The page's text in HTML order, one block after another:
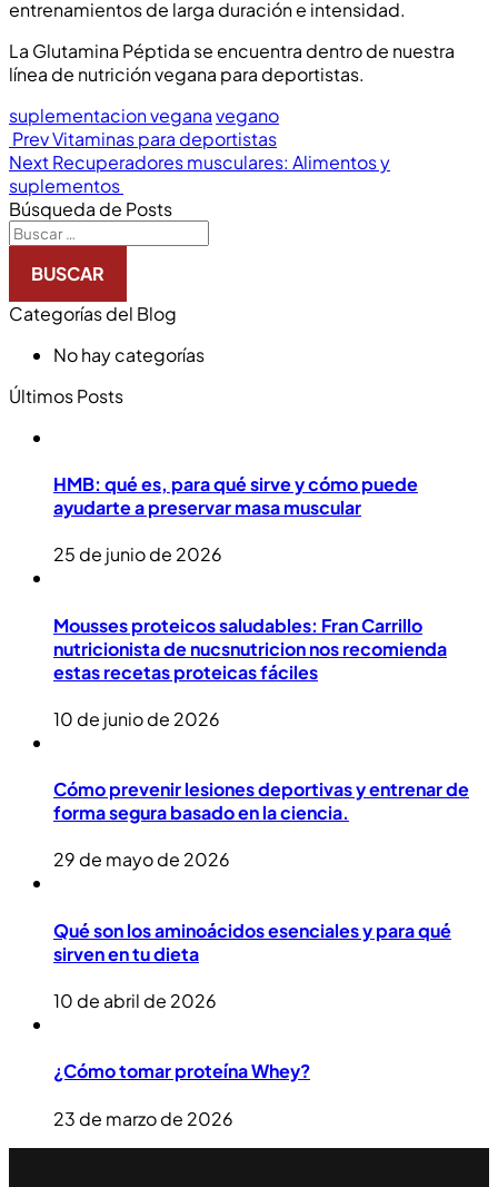
entrenamientos de larga duración e intensidad.
La Glutamina Péptida se encuentra dentro de nuestra
línea de nutrición vegana para deportistas.
suplementacion veganavegano
PrevVitaminas para deportistas
NextRecuperadores musculares: Alimentos y
suplementos
Búsqueda de Posts
Categorías del Blog
No hay categorías
Últimos Posts
HMB: qué es, para qué sirve y cómo puede
ayudarte a preservar masa muscular
25 de junio de 2026
Mousses proteicos saludables: Fran Carrillo
nutricionista de nucsnutricion nos recomienda
estas recetas proteicas fáciles
10 de junio de 2026
Cómo prevenir lesiones deportivas y entrenar de
forma segura basado en la ciencia.
29 de mayo de 2026
Qué son los aminoácidos esenciales y para qué
sirven en tu dieta
10 de abril de 2026
¿Cómo tomar proteína Whey?
23 de marzo de 2026